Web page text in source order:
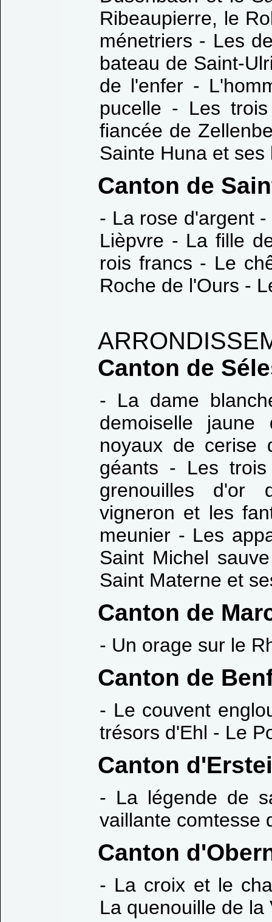
Ribeaupierre, le
ménetriers - Les
bateau de Saint-
de l'enfer -
pucelle - Les
fiancée de
Sainte Huna et ses
Canton de
- La rose d'argent
Lièpvre - La fille
rois francs - Le
Roche de l'Ours -
Canton de
- La dame
demoiselle jaune
noyaux de cerise
géants - Les
grenouilles d'or
vigneron et les
meunier - Les
Saint Michel
Saint Materne et
Canton de
- Un orage sur le
Canton de
- Le couvent
trésors d'Ehl - Le
Canton
- La légende de
vaillante comtesse
Canton
- La croix et le
La quenouille de la